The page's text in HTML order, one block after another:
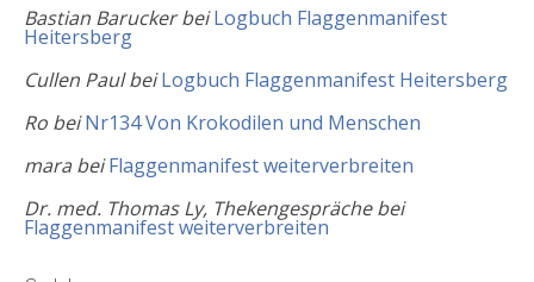
Bastian BaruckerbeiLogbuch Flaggenmanifest
Heitersberg
Cullen PaulbeiLogbuch Flaggenmanifest Heitersberg
Ro beiNr134 Von Krokodilen und Menschen
mara beiFlaggenmanifest weiterverbreiten
Dr. med. Thomas Ly, Thekengesprächebei
Flaggenmanifest weiterverbreiten